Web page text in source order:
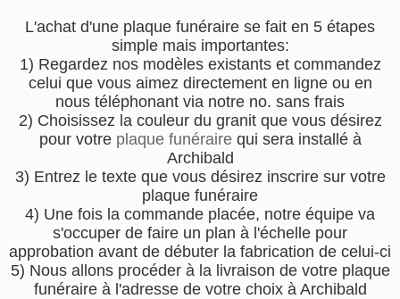
L'achat d'une plaque funéraire se fait en 5 étapes
simple mais importantes:
1) Regardez nos modèles existants et commandez
celui que vous aimez directement en ligne ou en
nous téléphonant via notre no. sans frais
2) Choisissez la couleur du granit que vous désirez
pour votre plaque funérairequi sera installé à
Archibald
3) Entrez le texte que vous désirez inscrire sur votre
plaque funéraire
4) Une fois la commande placée, notre équipe va
s'occuper de faire un plan à l'échelle pour
approbation avant de débuter la fabrication de celui-ci
5) Nous allons procéder à la livraison de votre plaque
funéraire à l'adresse de votre choix à Archibald